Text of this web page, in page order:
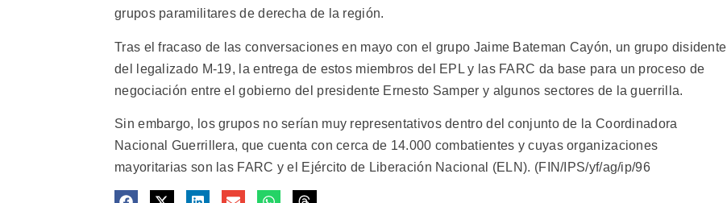
grupos paramilitares de derecha de la región.
Tras el fracaso de las conversaciones en mayo con el grupo Jaime Bateman Cayón, un grupo disidente
del legalizado M-19, la entrega de estos miembros del EPL y las FARC da base para un proceso de
negociación entre el gobierno del presidente Ernesto Samper y algunos sectores de la guerrilla.
Sin embargo, los grupos no serían muy representativos dentro del conjunto de la Coordinadora
Nacional Guerrillera, que cuenta con cerca de 14.000 combatientes y cuyas organizaciones
mayoritarias son las FARC y el Ejército de Liberación Nacional (ELN). (FIN/IPS/yf/ag/ip/96